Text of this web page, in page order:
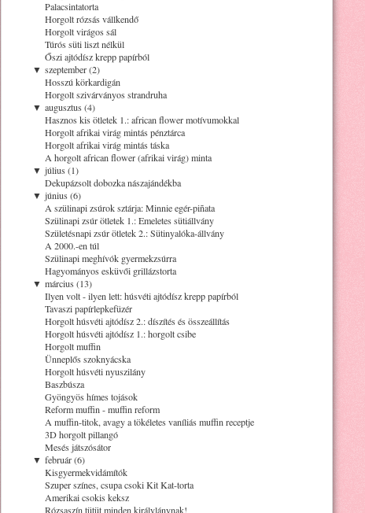
Palacsintatorta
Horgolt rózsás vállkendő
Horgolt virágos sál
Túrós süti liszt nélkül
Őszi ajtódísz krepp papírból
▼ szeptember (2)
Hosszú körkardigán
Horgolt szivárványos strandruha
▼ augusztus (4)
Hasznos kis ötletek 1.: african flower motívumokkal
Horgolt afrikai virág mintás pénztárca
Horgolt afrikai virág mintás táska
A horgolt african flower (afrikai virág) minta
▼ július (1)
Dekupázsolt dobozka nászajándékba
▼ június (6)
A szülinapi zsúrok sztárja: Minnie egér-piñata
Szülinapi zsúr ötletek 1.: Emeletes sütiállvány
Születésnapi zsúr ötletek 2.: Sütinyalóka-állvány
A 2000.-en túl
Szülinapi meghívók gyermekzsúrra
Hagyományos esküvői grillázstorta
▼ március (13)
Ilyen volt - ilyen lett: húsvéti ajtódísz krepp papírból
Tavaszi papírlepkefüzér
Horgolt húsvéti ajtódísz 2.: díszítés és összeállítás
Horgolt húsvéti ajtódísz 1.: horgolt csibe
Horgolt muffin
Ünneplős szoknyácska
Horgolt húsvéti nyuszilány
Baszbúsza
Gyöngyös hímes tojások
Reform muffin - muffin reform
A muffin-titok, avagy a tökéletes vaníliás muffin receptje
3D horgolt pillangó
Mesés játszósátor
▼ február (6)
Kisgyermekvidámítók
Szuper színes, csupa csoki Kit Kat-torta
Amerikai csokis keksz
Rózsaszín tütüt minden királylánynak!